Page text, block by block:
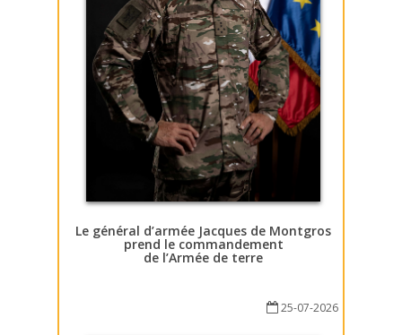
Le général d’armée Jacques de Montgros
prend le commandement
de l’Armée de terre
25-07-2026